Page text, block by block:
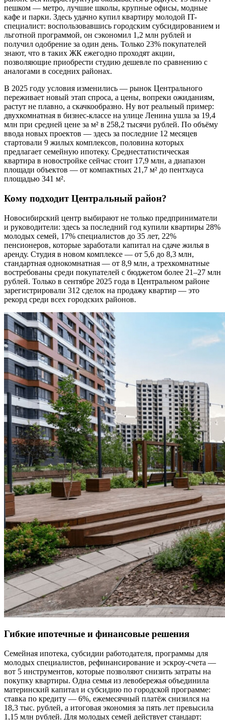
пешком — метро, лучшие школы, крупные офисы, модные
кафе и парки. Здесь удачно купил квартиру молодой IT-
специалист: воспользовавшись городским субсидированием и
льготной программой, он сэкономил 1,2 млн рублей и
получил одобрение за один день. Только 23% покупателей
знают, что в таких ЖК ежегодно проходят акции,
позволяющие приобрести студию дешевле по сравнению с
аналогами в соседних районах.
В 2025 году условия изменились — рынок Центрального
переживает новый этап спроса, а цены, вопреки ожиданиям,
растут не плавно, а скачкообразно. Ну вот реальный пример:
двухкомнатная в бизнес-классе на улице Ленина ушла за 19,4
млн при средней цене за м² в 258,2 тысячи рублей. По объёму
ввода новых проектов — здесь за последние 12 месяцев
стартовали 9 жилых комплексов, половина которых
предлагает семейную ипотеку. Среднестатистическая
квартира в новостройке сейчас стоит 17,9 млн, а диапазон
площади объектов — от компактных 21,7 м² до пентхауса
площадью 341 м².
Кому подходит Центральный район?
Новосибирский центр выбирают не только предприниматели
и руководители: здесь за последний год купили квартиры 28%
молодых семей, 17% специалистов до 35 лет, 22%
пенсионеров, которые заработали капитал на сдаче жилья в
аренду. Студия в новом комплексе — от 5,6 до 8,3 млн,
стандартная однокомнатная — от 8,9 млн, а трехкомнатные
востребованы среди покупателей с бюджетом более 21–27 млн
рублей. Только в сентябре 2025 года в Центральном районе
зарегистрировали 312 сделок на продажу квартир — это
рекорд среди всех городских районов.
Гибкие ипотечные и финансовые решения
Семейная ипотека, субсидии работодателя, программы для
молодых специалистов, рефинансирование и эскроу-счета —
вот 5 инструментов, которые позволяют снизить затраты на
покупку квартиры. Одна семья из левобережья объединила
материнский капитал и субсидию по городской программе:
ставка по кредиту — 6%, ежемесячный платёж снизился на
18,3 тыс. рублей, а итоговая экономия за пять лет превысила
1,15 млн рублей. Для молодых семей действует стандарт: